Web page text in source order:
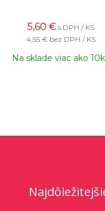
5,60 € s DPH / KS
4,55 € bez DPH / KS
Na sklade viac ako